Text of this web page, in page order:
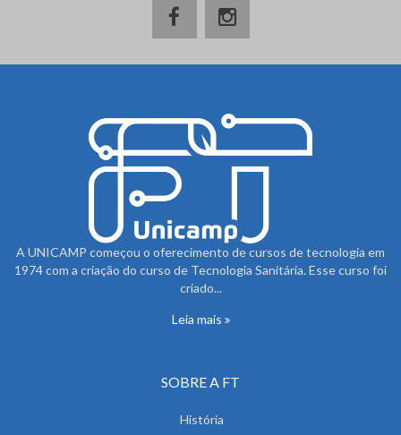
A UNICAMP começou o oferecimento de cursos de tecnologia em
1974 com a criação do curso de Tecnologia Sanitária. Esse curso foi
criado...
Leia mais
SOBRE A FT
História